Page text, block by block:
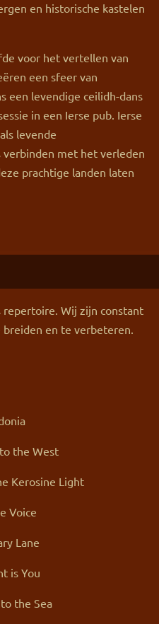
en historische kastelen
voor het vertellen van
een sfeer van
een levendige ceilidh-dans
in een Ierse pub. Ierse
levende
verbinden met het verleden
prachtige landen laten
Wij zijn constant
en te verbeteren.
the West
Kerosine Light
Voice
Lane
is You
the Sea